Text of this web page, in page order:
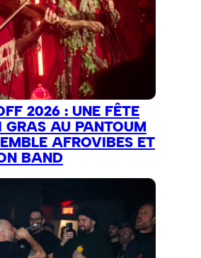
2026 : UNE FÊTE
GRAS AU PANTOUM
AFROVIBES ET
BAND